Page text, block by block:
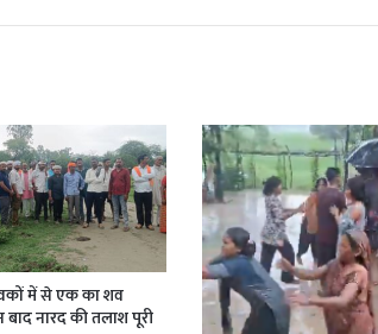
में से एक का शव
बाद नारद की तलाश पूरी